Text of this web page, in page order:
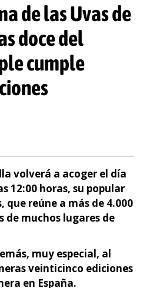
de las Uvas de
doce del
cumple
volverá a acoger el día
12:00 horas, su popular
que reúne a más de 4.000
de muchos lugares de
muy especial, al
veinticinco ediciones
en España.